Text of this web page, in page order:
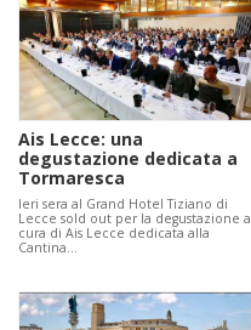
Ais Lecce: una
degustazione dedicata a
Tormaresca
Ieri sera al Grand Hotel Tiziano di
Lecce sold out per la degustazione a
cura di Ais Lecce dedicata alla
Cantina…